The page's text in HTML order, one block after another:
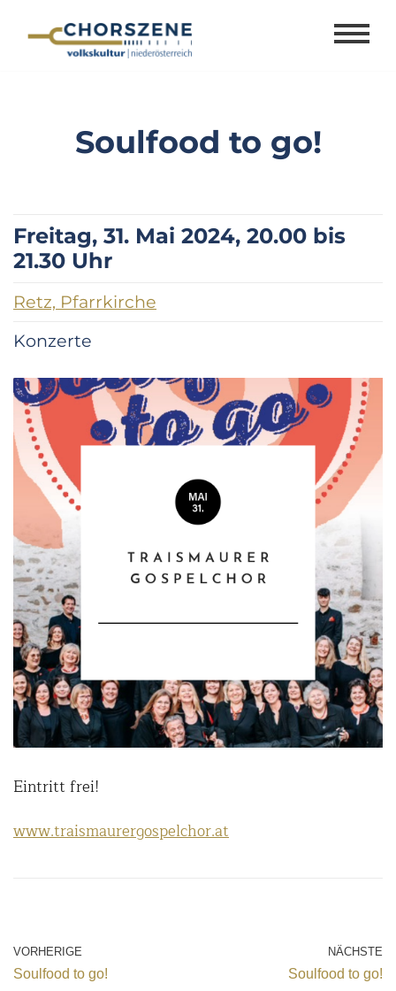
Soulfood to go!
Freitag, 31. Mai 2024, 20.00 bis
21.30 Uhr
Retz, Pfarrkirche
Konzerte
Eintritt frei!
www.traismaurergospelchor.at
VORHERIGE
Soulfood to go!
NÄCHSTE
Soulfood to go!